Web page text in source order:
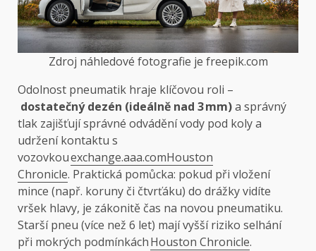
Zdroj náhledové fotografie je freepik.com
Odolnost pneumatik hraje klíčovou roli –
dostatečný dezén (ideálně nad 3 mm)a správný
tlak zajišťují správné odvádění vody pod koly a
udržení kontaktu s
vozovkouexchange.aaa.comHouston
Chronicle. Praktická pomůcka: pokud při vložení
mince (např. koruny či čtvrťáku) do drážky vidíte
vršek hlavy, je zákonitě čas na novou pneumatiku.
Starší pneu (více než 6 let) mají vyšší riziko selhání
při mokrých podmínkáchHouston Chronicle.